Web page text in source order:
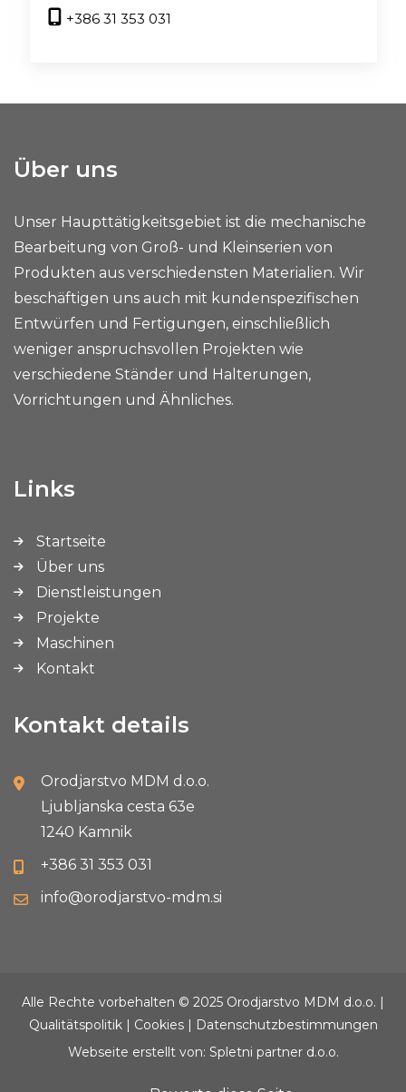
+386 31 353 031
Über uns
Unser Haupttätigkeitsgebiet ist die mechanische
Bearbeitung von Groß- und Kleinserien von
Produkten aus verschiedensten Materialien. Wir
beschäftigen uns auch mit kundenspezifischen
Entwürfen und Fertigungen, einschließlich
weniger anspruchsvollen Projekten wie
verschiedene Ständer und Halterungen,
Vorrichtungen und Ähnliches.
Links
Startseite
Über uns
Dienstleistungen
Projekte
Maschinen
Kontakt
Kontakt details
Orodjarstvo MDM d.o.o.
Ljubljanska cesta 63e
1240 Kamnik
+386 31 353 031
info@orodjarstvo-mdm.si
Alle Rechte vorbehalten © 2025 Orodjarstvo MDM d.o.o. |
Qualitätspolitik| Cookies| Datenschutzbestimmungen
Webseite erstellt von: Spletni partner d.o.o.